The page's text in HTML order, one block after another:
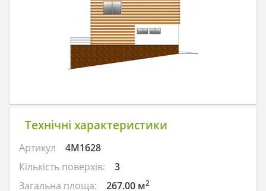
Технічні характеристики
Артикул
4M1628
Кількість поверхів:
3
Загальна площа:
267.00 м2